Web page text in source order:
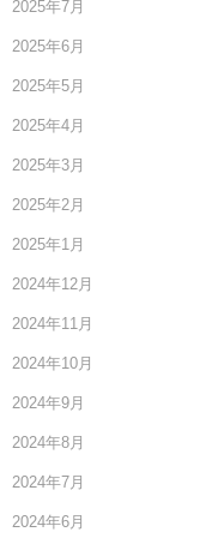
2025年7月
2025年6月
2025年5月
2025年4月
2025年3月
2025年2月
2025年1月
2024年12月
2024年11月
2024年10月
2024年9月
2024年8月
2024年7月
2024年6月